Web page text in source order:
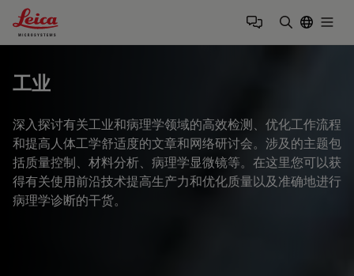
Leica Microsystems Logo
工业
深入探讨有关工业和病理学领域的高效检测、优化工作流程
和提高人体工学舒适度的文章和网络研讨会。涉及的主题包
括质量控制、材料分析、病理学显微镜等。在这里您可以获
得有关使用前沿技术提高生产力和优化质量以及准确地进行
病理学诊断的干货。